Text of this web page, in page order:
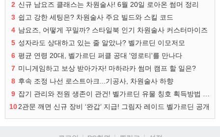
2 신규 남요즈 클래스는 차원술사! 6월 20일 로아온 썸머 정리
3 쉽고 강한 세팅은? 차원술사 주요 빌드와 스킬 코드
4 남요즈, 어떻게 꾸밀까? 스타일북 인기 차원술사 커스터마이즈
5 성자라도 상대하고 있는 줄 알았나? 벨가르딘 이모저모
6 평균 연령 20대, 벨가르딘 퍼클 공대 '영로티'를 만나다
7 미니게임하고 보상 받아가자! 마하라카 썸머 캠프 할 일은?
8 후속 조정 나선 로스트아크...기공사, 차원술사 하향
9
102관문 깨면 신규 장비 ‘완갑’ 지급! 그림자 레이드 벨가르딘 공개